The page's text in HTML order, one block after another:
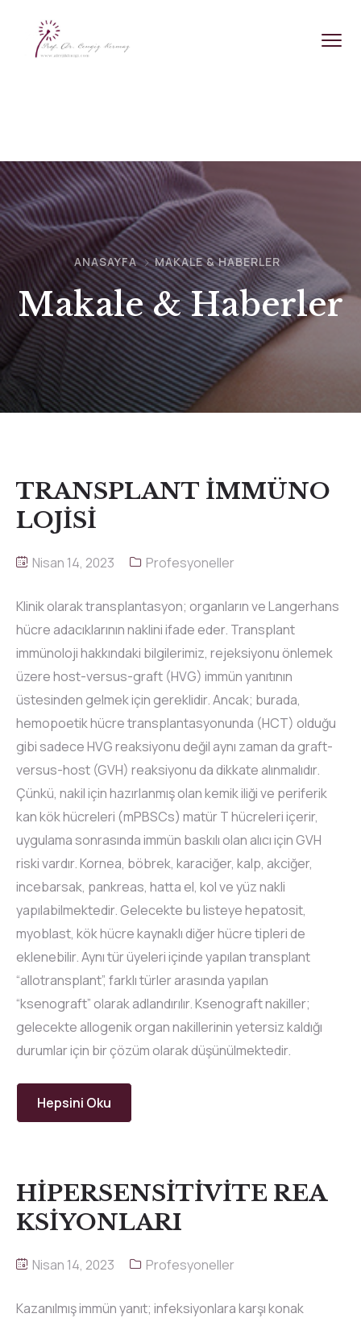
ANASAYFA MAKALE & HABERLER
Makale & Haberler
TRANSPLANT İMMÜNO
LOJİSİ
Nisan 14, 2023 Profesyoneller
Klinik olarak transplantasyon; organların ve Langerhans
hücre adacıklarının naklini ifade eder. Transplant
immünoloji hakkındaki bilgilerimiz, rejeksiyonu önlemek
üzere host-versus-graft (HVG) immün yanıtının
üstesinden gelmek için gereklidir. Ancak; burada,
hemopoetik hücre transplantasyonunda (HCT) olduğu
gibi sadece HVG reaksiyonu değil aynı zaman da graft-
versus-host (GVH) reaksiyonu da dikkate alınmalıdır.
Çünkü, nakil için hazırlanmış olan kemik iliği ve periferik
kan kök hücreleri (mPBSCs) matür T hücreleri içerir,
uygulama sonrasında immün baskılı olan alıcı için GVH
riski vardır. Kornea, böbrek, karaciğer, kalp, akciğer,
incebarsak, pankreas, hatta el, kol ve yüz nakli
yapılabilmektedir. Gelecekte bu listeye hepatosit,
myoblast, kök hücre kaynaklı diğer hücre tipleri de
eklenebilir. Aynı tür üyeleri içinde yapılan transplant
“allotransplant”, farklı türler arasında yapılan
“ksenograft” olarak adlandırılır. Ksenograft nakiller;
gelecekte allogenik organ nakillerinin yetersiz kaldığı
durumlar için bir çözüm olarak düşünülmektedir.
Hepsini Oku
HİPERSENSİTİVİTE REA
KSİYONLARI
Nisan 14, 2023 Profesyoneller
Kazanılmış immün yanıt; infeksiyonlara karşı konak